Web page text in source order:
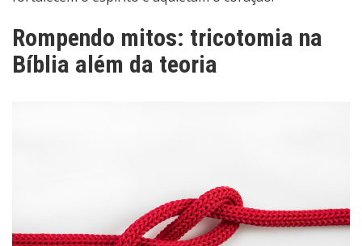
Rompendo mitos: tricotomia na
Bíblia além da teoria